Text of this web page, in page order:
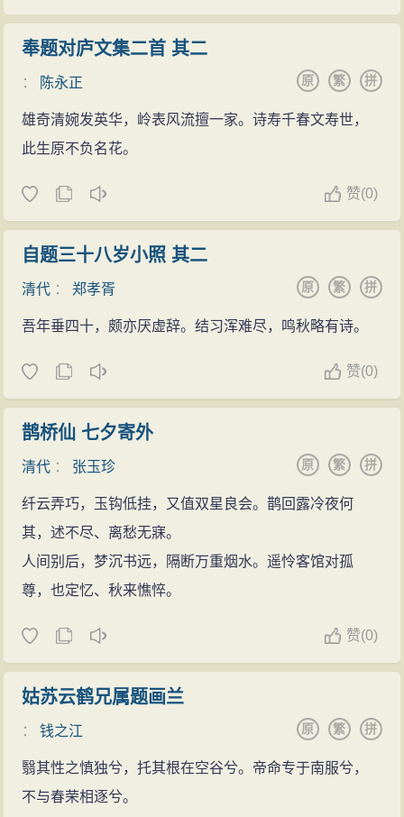
刊》影明刊本等。词存二首。 ...
奉题对庐文集二首 其二
： 陈永正 拼
繁
原
雄奇清婉发英华，岭表风流擅一家。诗寿千春文寿世，
此生原不负名花。
赞(0)
自题三十八岁小照 其二
清代 ：郑孝胥 拼
繁
原
吾年垂四十，颇亦厌虚辞。结习浑难尽，鸣秋略有诗。
赞(0)
鹊桥仙 七夕寄外
清代 ： 张玉珍 拼
繁
原
纤云弄巧，玉钩低挂，又值双星良会。鹊回露冷夜何
其，述不尽、离愁无寐。
人间别后，梦沉书远，隔断万重烟水。遥怜客馆对孤
尊，也定忆、秋来憔悴。
赞(0)
姑苏云鹤兄属题画兰
：钱之江 拼
繁
原
翳其性之慎独兮，托其根在空谷兮。帝命专于南服兮，
不与春荣相逐兮。